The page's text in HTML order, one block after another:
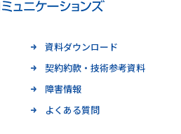
資料ダウンロード
契約約款・技術参考資料
障害情報
よくある質問